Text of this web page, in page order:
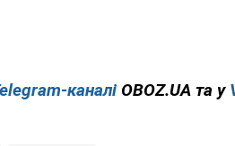
каналі OBOZ.UA та у